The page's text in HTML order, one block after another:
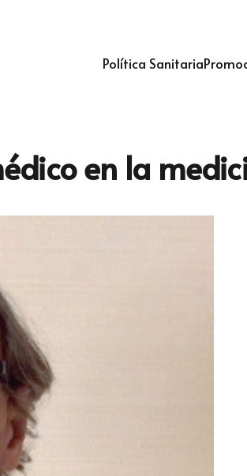
Política Sanitaria
en la